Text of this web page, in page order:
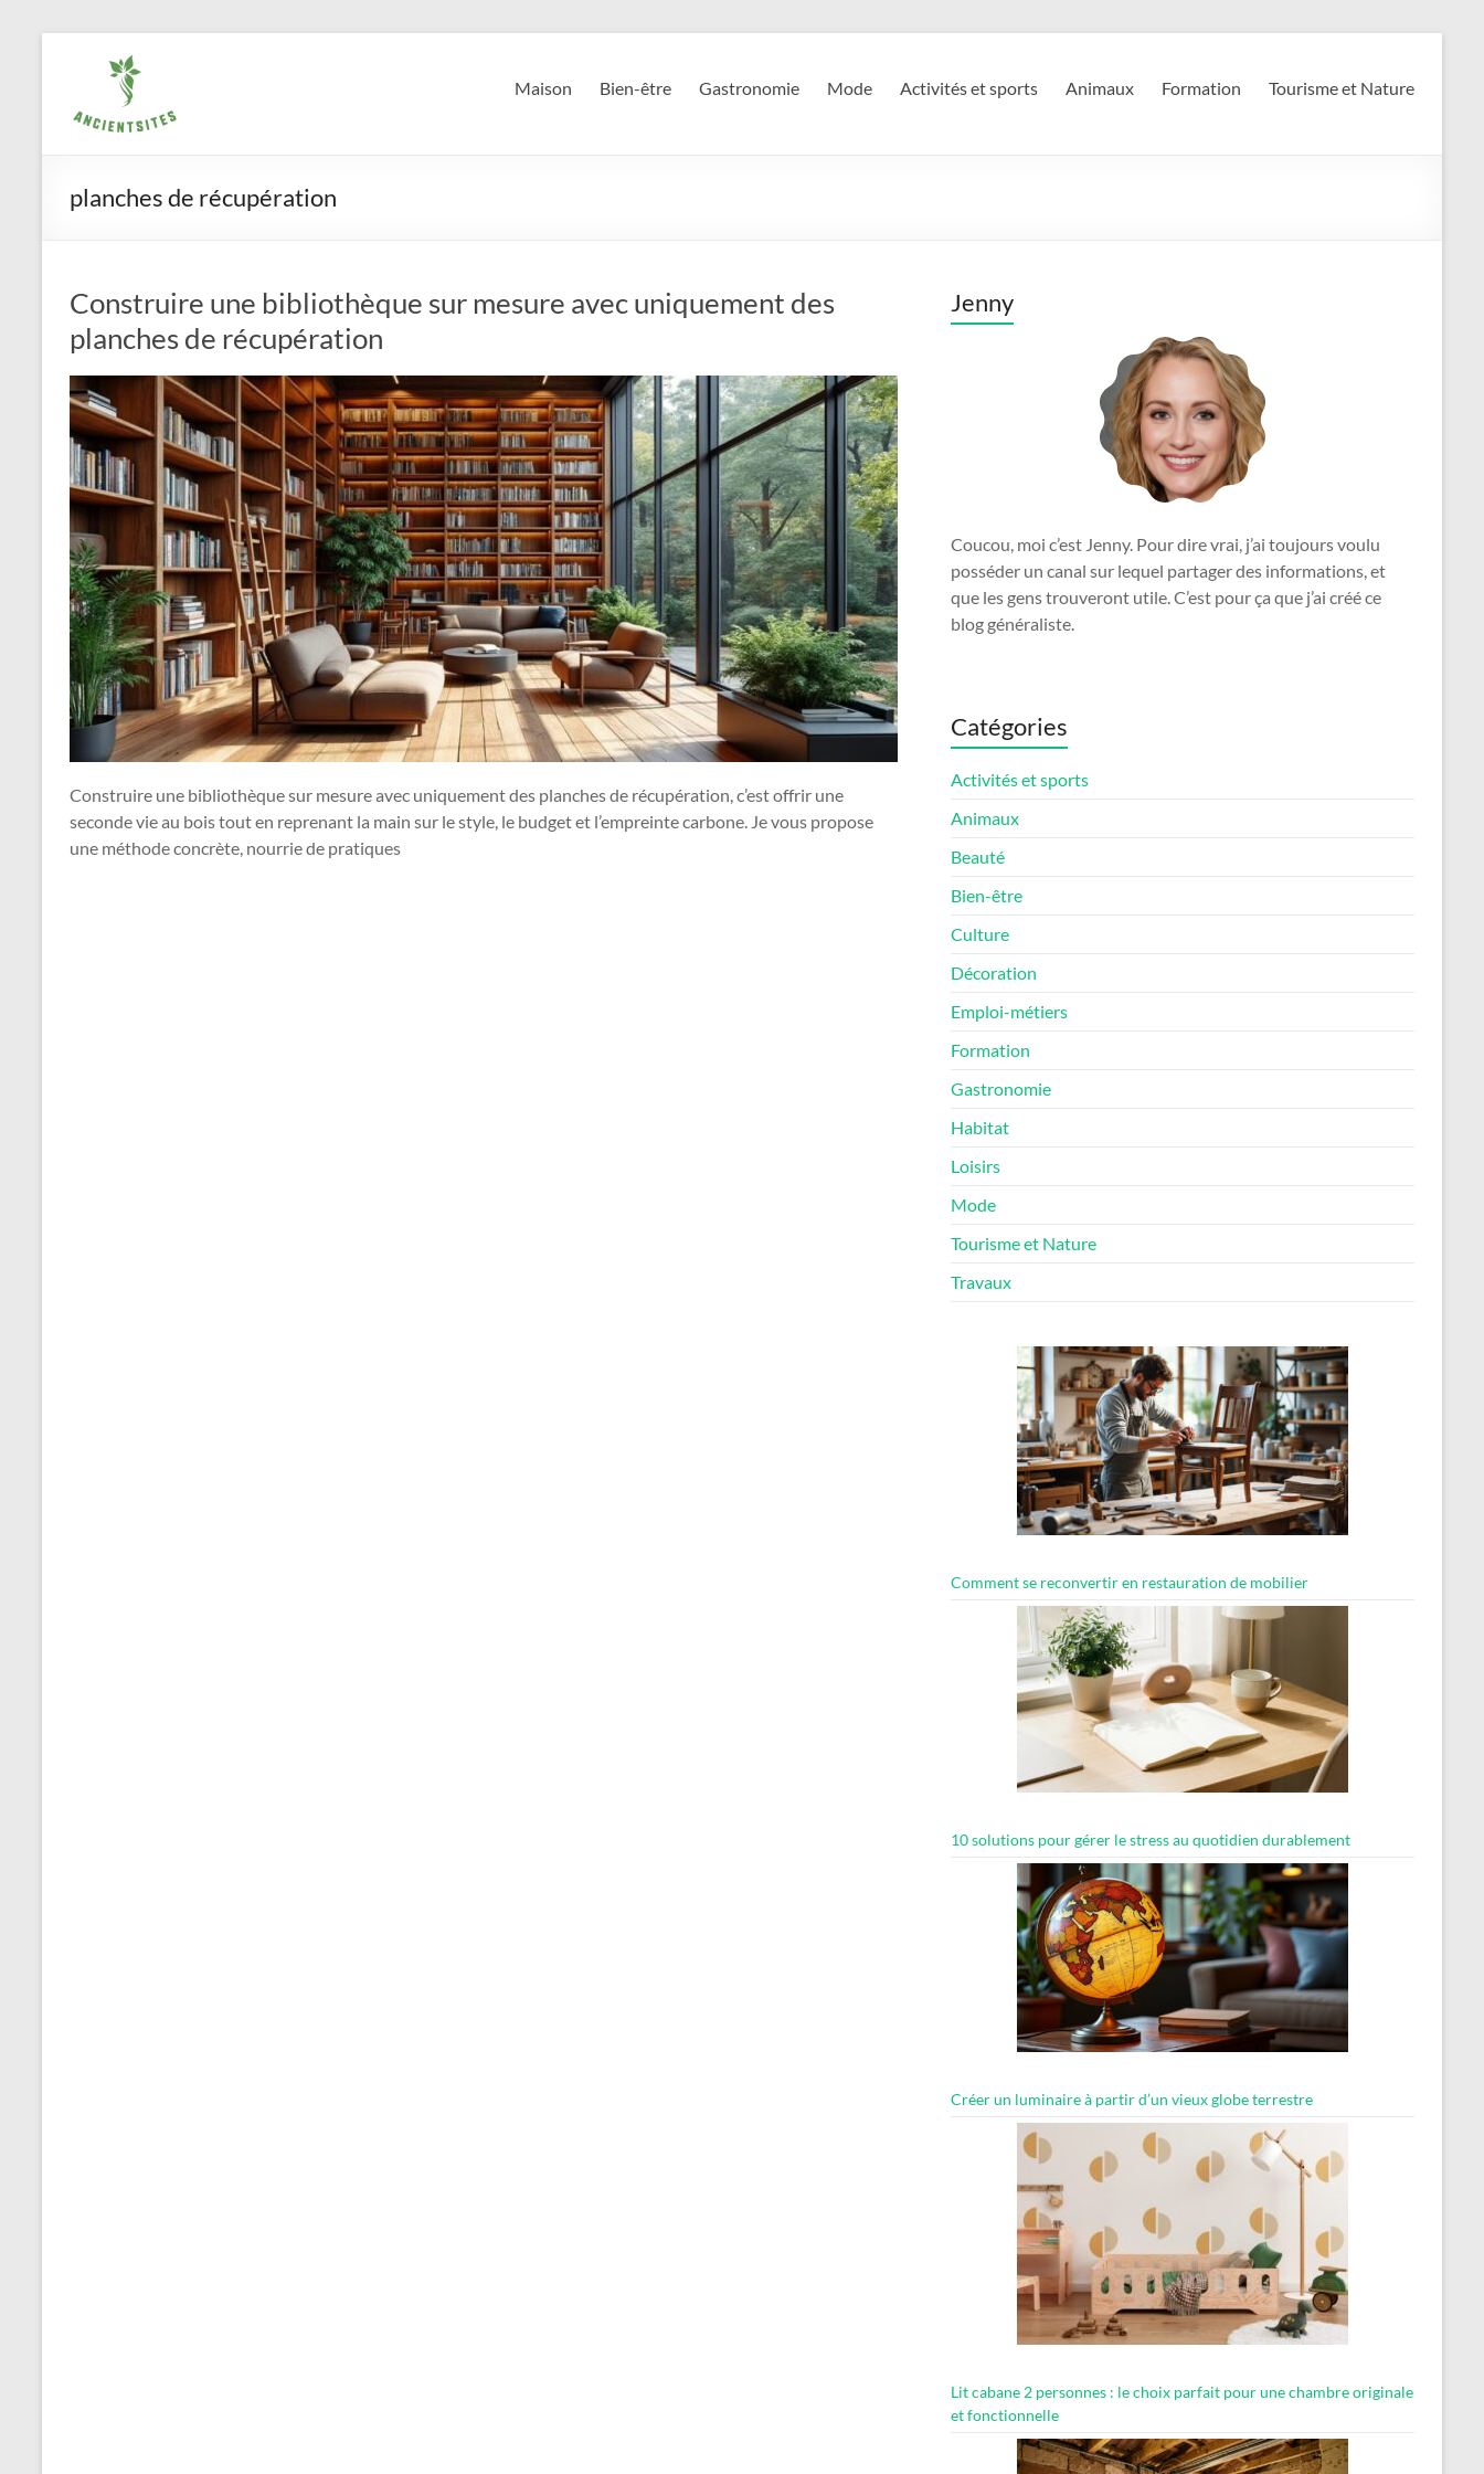
ancientsites.eu Maison Bien-être Gastronomie Mode Activités et sports Animaux Formation Tourisme et Nature
planches de récupération
Construire une bibliothèque sur mesure avec uniquement des
planches de récupération
Construire une bibliothèque sur mesure avec uniquement des planches de récupération, c’est offrir une
seconde vie au bois tout en reprenant la main sur le style, le budget et l’empreinte carbone. Je vous propose
une méthode concrète, nourrie de pratiques
Jenny
Coucou, moi c’est Jenny. Pour dire vrai, j’ai toujours voulu
posséder un canal sur lequel partager des informations, et
que les gens trouveront utile. C’est pour ça que j’ai créé ce
blog généraliste.
Catégories
Activités et sports
Animaux
Beauté
Bien-être
Culture
Décoration
Emploi-métiers
Formation
Gastronomie
Habitat
Loisirs
Mode
Tourisme et Nature
Travaux
Comment se reconvertir en restauration de mobilier
10 solutions pour gérer le stress au quotidien durablement
Créer un luminaire à partir d’un vieux globe terrestre
Lit cabane 2 personnes : le choix parfait pour une chambre originale
et fonctionnelle